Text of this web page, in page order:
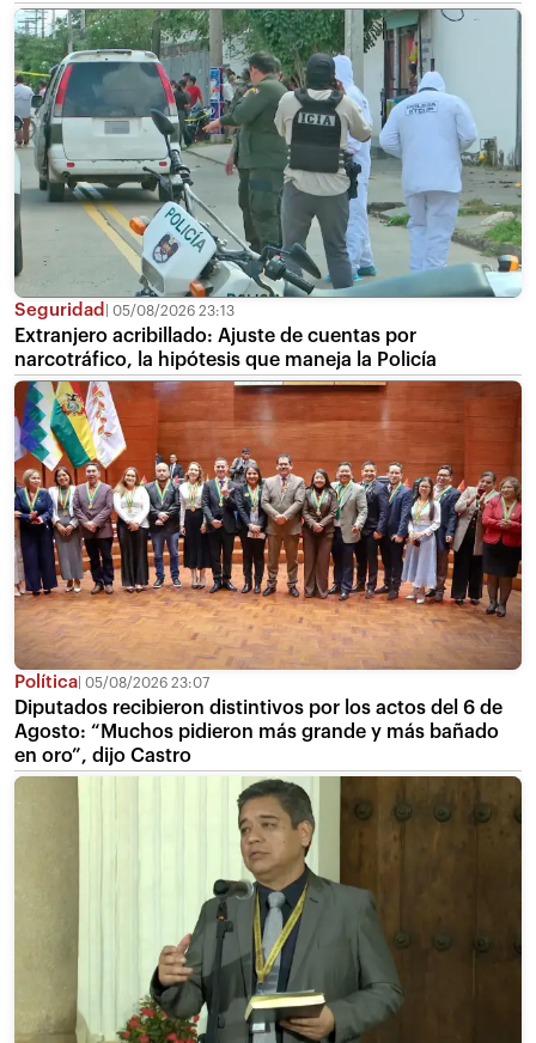
Seguridad 05/08/2026 23:13
Extranjero acribillado: Ajuste de cuentas por
narcotráfico, la hipótesis que maneja la Policía
Política 05/08/2026 23:07
Diputados recibieron distintivos por los actos del 6 de
Agosto: “Muchos pidieron más grande y más bañado
en oro”, dijo Castro